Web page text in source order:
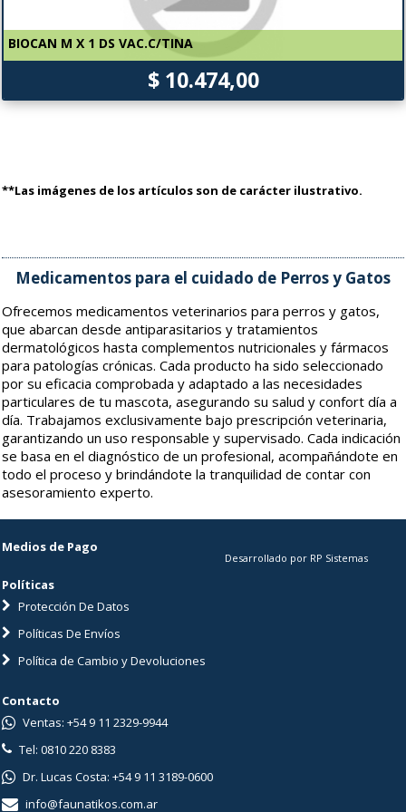
BIOCAN M X 1 DS VAC.C/TINA
$ 10.474,00
**Las imágenes de los artículos son de carácter ilustrativo.
Medicamentos para el cuidado de Perros y Gatos
Ofrecemos medicamentos veterinarios para perros y gatos,
que abarcan desde antiparasitarios y tratamientos
dermatológicos hasta complementos nutricionales y fármacos
para patologías crónicas. Cada producto ha sido seleccionado
por su eficacia comprobada y adaptado a las necesidades
particulares de tu mascota, asegurando su salud y confort día a
día. Trabajamos exclusivamente bajo prescripción veterinaria,
garantizando un uso responsable y supervisado. Cada indicación
se basa en el diagnóstico de un profesional, acompañándote en
todo el proceso y brindándote la tranquilidad de contar con
asesoramiento experto.
Medios de Pago
Políticas
Protección De Datos
Políticas De Envíos
Política de Cambio y Devoluciones
Desarrollado por RP Sistemas
Contacto
Ventas: +54 9 11 2329-9944
Tel: 0810 220 8383
Dr. Lucas Costa: +54 9 11 3189-0600
info@faunatikos.com.ar